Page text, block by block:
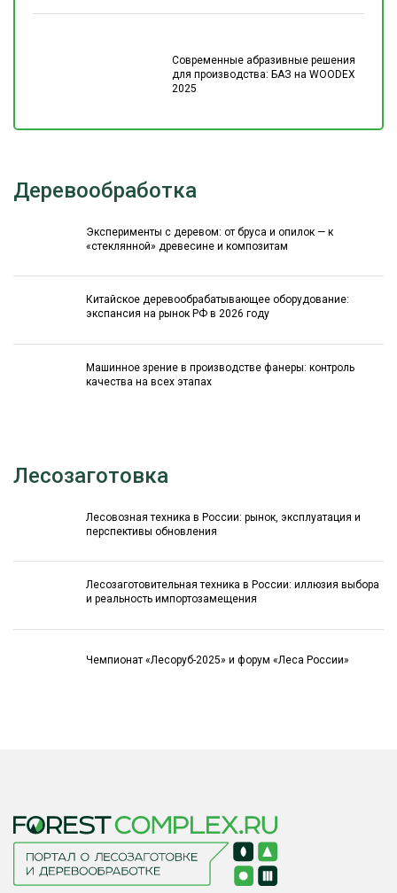
Современные абразивные решения
для производства: БАЗ на WOODEX
2025
Деревообработка
Эксперименты с деревом: от бруса и опилок — к
«стеклянной» древесине и композитам
Китайское деревообрабатывающее оборудование:
экспансия на рынок РФ в 2026 году
Машинное зрение в производстве фанеры: контроль
качества на всех этапах
Лесозаготовка
Лесовозная техника в России: рынок, эксплуатация и
перспективы обновления
Лесозаготовительная техника в России: иллюзия выбора
и реальность импортозамещения
Чемпионат «Лесоруб-2025» и форум «Леса России»